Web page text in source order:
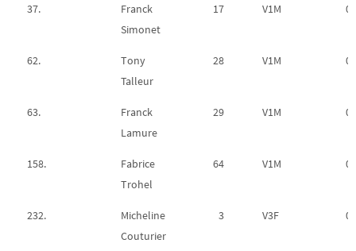
37.
Franck
Simonet
17 V1M
62.
Tony
Talleur
28 V1M
63.
Franck
Lamure
29 V1M
158.
Fabrice
Trohel
64 V1M
232.
Micheline
Couturier
3 V3F